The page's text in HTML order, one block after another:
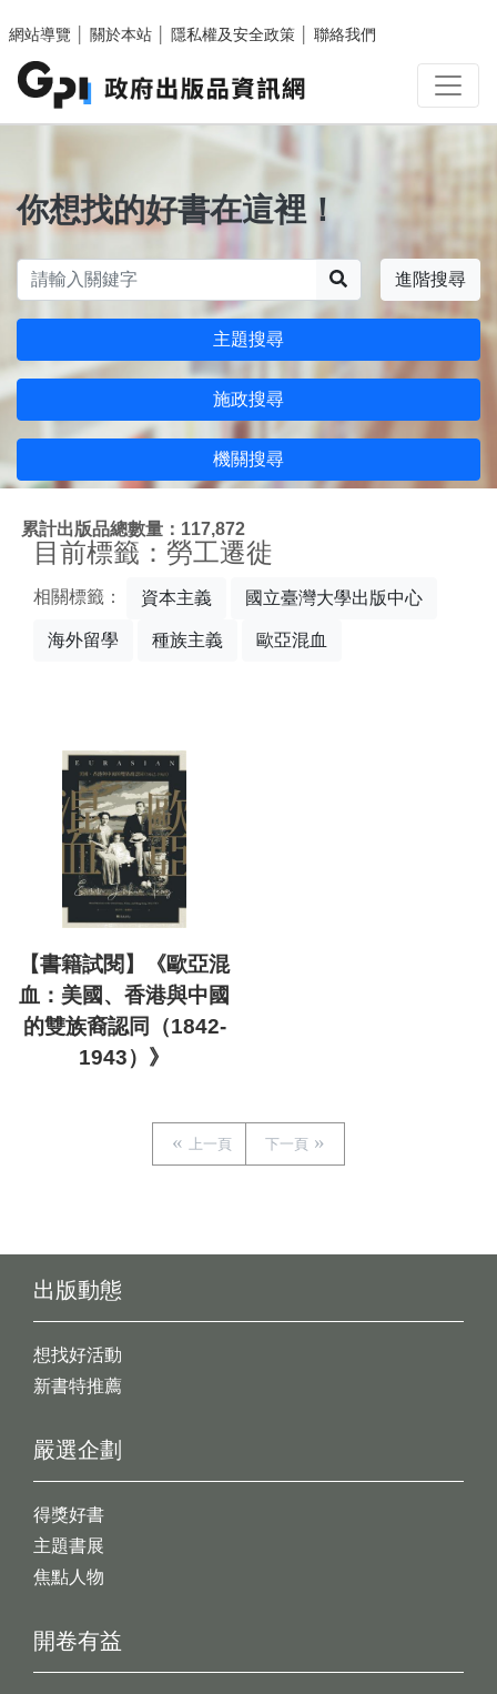
網站導覽
關於本站 隱私權及安全政策 聯絡我們
你想找的好書在這裡！
進階搜尋
主題搜尋
施政搜尋
機關搜尋
累計出版品總數量：117,872
目前標籤：勞工遷徙
相關標籤： 資本主義 國立臺灣大學出版中心
海外留學 種族主義 歐亞混血
【書籍試閱】《歐亞混
血：美國、香港與中國
的雙族裔認同（1842-
1943）》
上一頁 下一頁
出版動態
想找好活動
新書特推薦
開卷有益
嚴選企劃
得獎好書
主題書展
焦點人物